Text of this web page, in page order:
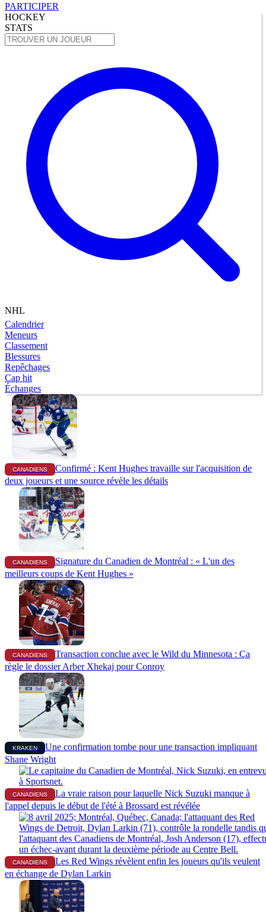
PARTICIPER
HOCKEY
STATS
NHL
Calendrier
Meneurs
Classement
Blessures
Repêchages
Cap hit
Échanges
CANADIENS
Confirmé : Kent Hughes travaille sur l'acquisition de
deux joueurs et une source révèle les détails
CANADIENS
Signature du Canadien de Montréal : « L'un des
meilleurs coups de Kent Hughes »
CANADIENS
Transaction conclue avec le Wild du Minnesota : Ça
règle le dossier Arber Xhekaj pour Conroy
KRAKEN
Une confirmation tombe pour une transaction impliquant
Shane Wright
CANADIENS
La vraie raison pour laquelle Nick Suzuki manque à
l'appel depuis le début de l'été à Brossard est révélée
CANADIENS
Les Red Wings révèlent enfin les joueurs qu'ils veulent
en échange de Dylan Larkin